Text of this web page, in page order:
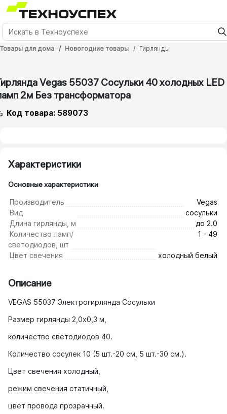
Товары для дома Новогодние товары Гирлянды
Vegas 55037 Сосульки 40 холодных LED
2м Без трансформатора
Код товара: 589073
Характеристики
Основные характеристики
Производитель
Vegas
Вид
сосульки
Длина гирлянды, м
до 2.0
Количество ламп/
светодиодов, шт
1 - 49
Цвет свечения холодный белый
Описание
VEGAS 55037 Электрогирлянда Сосульки
Размер гирлянды 2,0х0,3 м,
количество светодиодов 40.
Количество сосулек 10 (5 шт.-20 см, 5 шт.-30 см.).
Цвет свечения холодный,
режим свечения статичный,
цвет провода прозрачный.